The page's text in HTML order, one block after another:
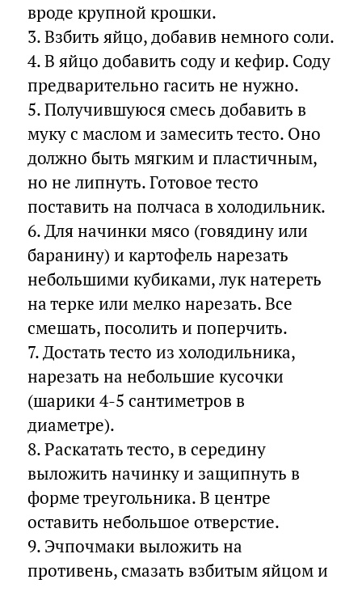
вроде крупной крошки.
3. Взбить яйцо, добавив немного соли.
4. В яйцо добавить соду и кефир. Соду
предварительно гасить не нужно.
5. Получившуюся смесь добавить в
муку с маслом и замесить тесто. Оно
должно быть мягким и пластичным,
но не липнуть. Готовое тесто
поставить на полчаса в холодильник.
6. Для начинки мясо (говядину или
баранину) и картофель нарезать
небольшими кубиками, лук натереть
на терке или мелко нарезать. Все
смешать, посолить и поперчить.
7. Достать тесто из холодильника,
нарезать на небольшие кусочки
(шарики 4-5 сантиметров в
диаметре).
8. Раскатать тесто, в середину
выложить начинку и защипнуть в
форме треугольника. В центре
оставить небольшое отверстие.
9. Эчпочмаки выложить на
противень, смазать взбитым яйцом и